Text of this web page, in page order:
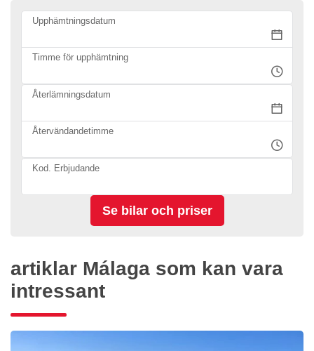
Upphämtningsdatum
Timme för upphämtning
Återlämningsdatum
Återvändandetimme
Kod. Erbjudande
artiklar Málaga som kan vara
intressant